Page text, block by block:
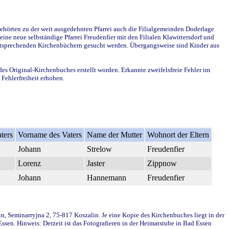
zu der weit ausgedehnten Pfarrei auch die Filialgemeinden Doderlage
neue selbständige Pfarrei Freudenfier mit den Filialen Klawittersdorf und
Kirchenbüchern gesucht werden. Übergangsweise sind Kinder aus
Original-Kirchenbuches erstellt worden. Erkannte zweifelsfreie Fehler im
erhoben.
Vorname des Vaters Name der Mutter Wohnort der Eltern
Johann
Strelow
Freudenfier
Lorenz
Jaster
Zippnow
Johann
Hannemann Freudenfier
2, 75-817 Koszalin. Je eine Kopie des Kirchenbuches liegt in der
Hinweis: Derzeit ist das Fotografieren in der Heimatstube in Bad Essen